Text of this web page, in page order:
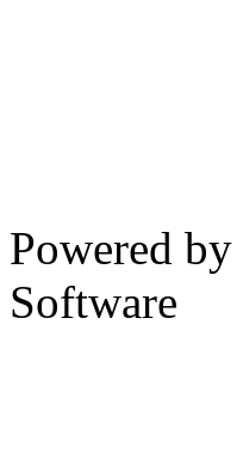
Powered by
Software